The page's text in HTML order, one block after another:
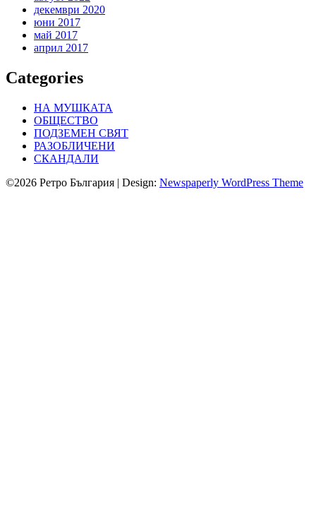
декември 2020
юни 2017
май 2017
април 2017
Categories
НА МУШКАТА
ОБЩЕСТВО
ПОДЗЕМЕН СВЯТ
РАЗОБЛИЧЕНИ
СКАНДАЛИ
©2026 Ретро България | Design: Newspaperly WordPress Theme